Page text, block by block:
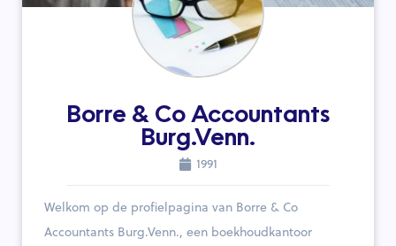
Borre & Co Accountants
Burg.Venn.
1991
Welkom op de profielpagina van Borre & Co
Accountants Burg.Venn., een boekhoudkantoor